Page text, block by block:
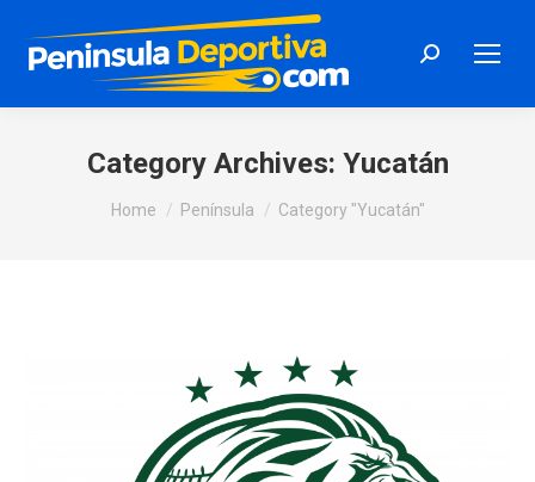
Search:
Category Archives: Yucatán
You are here:
Home Península Category "Yucatán"